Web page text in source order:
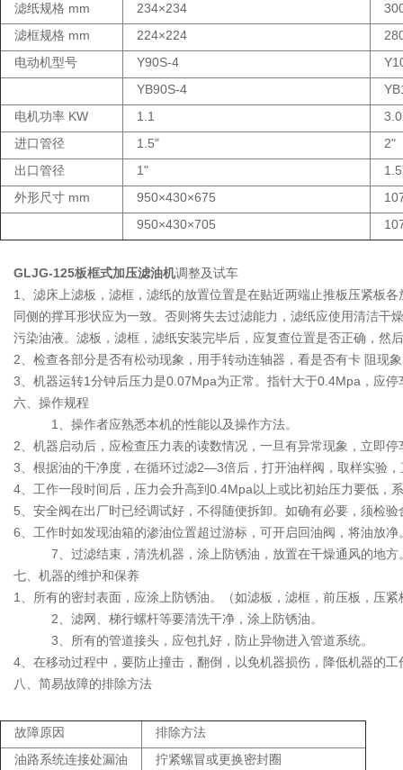
滤纸规格 mm
234×234
滤框规格 mm
224×224
电动机型号
Y90S-4
YB90S-4
电机功率 KW
1.1
3.0
进口管径
1.5"
2"
出口管径
1"
外形尺寸 mm
950×430×675
950×430×705
GLJG-125板框式加压滤油机调整及试车
1、滤床上滤板，滤框，滤纸的放置位置是在贴近两端止推板压紧板
同侧的撑耳形状应为一致。否则将失去过滤能力，滤纸应使用清洁
污染油液。滤板，滤框，滤纸安装完毕后，应复查位置是否正确，然
2、检查各部分是否有松动现象，用手转动连轴器，看是否有卡 阻现
3、机器运转1分钟后压力是0.07Mpa为正常。指针大于0.4Mpa，应停
六、操作规程
1、操作者应熟悉本机的性能以及操作方法。
2、机器启动后，应检查压力表的读数情况，一旦有异常现象，立即停
3、根据油的干净度，在循环过滤2—3倍后，打开油样阀，取样实验
4、工作一段时间后，压力会升高到0.4Mpa以上或比初始压力要低，
5、安全阀在出厂时已经调试好，不得随便拆卸。如确有必要，须检
6、工作时如发现油箱的渗油位置超过游标，可开启回油阀，将油放净
7、过滤结束，清洗机器，涂上防锈油，放置在干燥通风的地方
七、机器的维护和保养
1、所有的密封表面，应涂上防锈油。（如滤板，滤框，前压板，压紧
2、滤网、梯行螺杆等要清洗干净，涂上防锈油。
3、所有的管道接头，应包扎好，防止异物进入管道系统。
4、在移动过程中，要防止撞击，翻倒，以免机器损伤，降低机器的工
八、简易故障的排除方法
故障原因
排除方法
油路系统连接处漏油
拧紧螺冒或更换密封圈